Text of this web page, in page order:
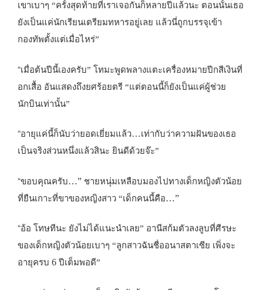
เขาเบาๆ “ครั้งสุดท้ายที่เราเจอกันก็หลายปีแล้วนะ ตอนนั้นเธอ
ยังเป็นแค่นักเรียนเตรียมทหารอยู่เลย แล้วนี่ถูกบรรจุเข้า
กองทัพตั้งแต่เมื่อไหร่”
“เมื่อต้นปีนี้เองครับ” โทมะพูดพลางแตะเครื่องหมายปีกสีเงินที่
อกเสื้อ อันแสดงถึงยศร้อยตรี “แต่ตอนนี้ก็ยังเป็นแค่ผู้ช่วย
นักบินเท่านั้น”
“อายุแค่นี้ก็นับว่ายอดเยี่ยมแล้ว…เท่ากับว่าความฝันของเธอ
เป็นจริงส่วนหนึ่งแล้วสินะ ยินดีด้วยจ๊ะ”
“ขอบคุณครับ…” ชายหนุ่มเหลือบมองไปทางเด็กหญิงตัวน้อย
ที่ยืนเกาะที่ขาของหญิงสาว “เด็กคนนี้คือ…”
“อ้อ โทษทีนะ ยังไม่ได้แนะนำเลย” อานีสก้มตัวลงลูบที่ศีรษะ
ของเด็กหญิงตัวน้อยเบาๆ “ลูกสาวฉันชื่ออนาสตาเซีย เพิ่งจะ
อายุครบ 6 ปีเต็มพอดี”